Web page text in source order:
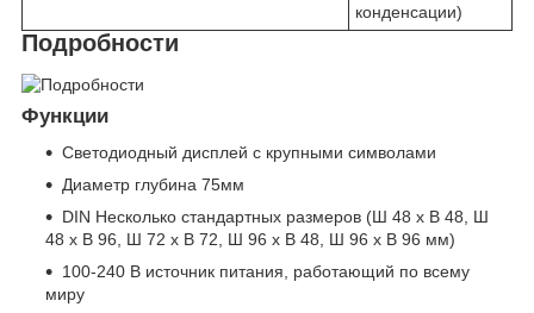
конденсации)
Подробности
Функции
Светодиодный дисплей с крупными символами
Диаметр глубина 75мм
DIN Несколько стандартных размеров (Ш 48 x В 48, Ш
48 x В 96, Ш 72 x В 72, Ш 96 x В 48, Ш 96 x В 96 мм)
100-240 В источник питания, работающий по всему
миру